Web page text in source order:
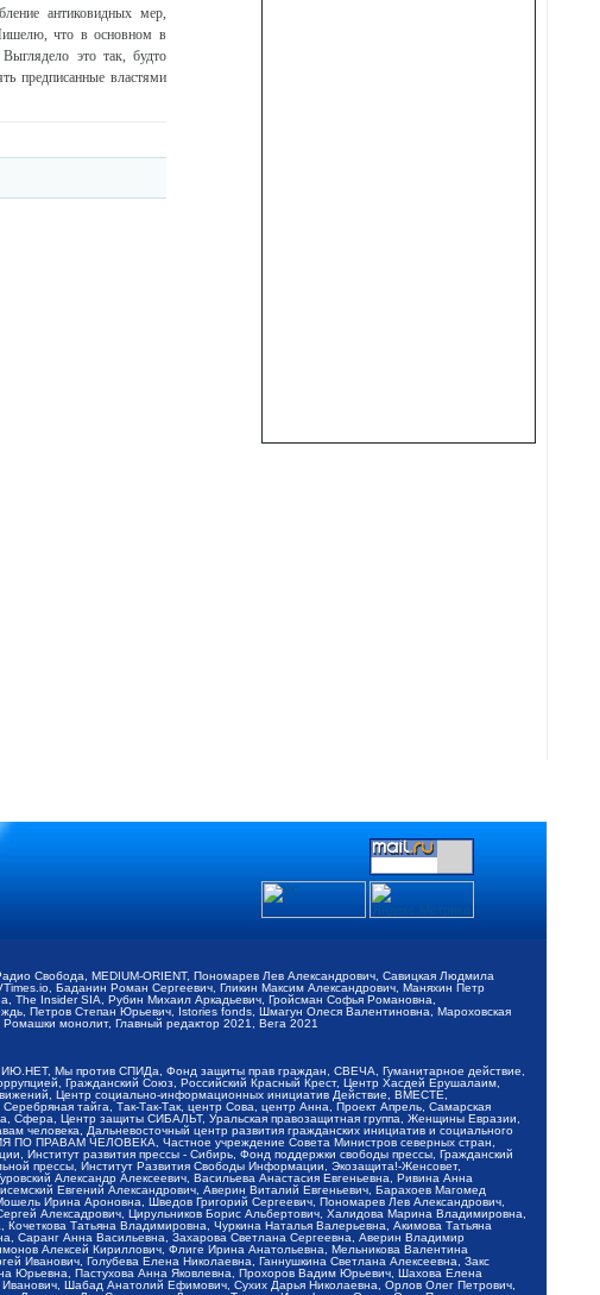
антиковидных мер,
что в основном в
это так, будто
предписанные властями
Свобода, MEDIUM-ORIENT, Пономарев Лев Александрович, Савицкая Людмила
Баданин Роман Сергеевич, Гликин Максим Александрович, Маняхин Петр
Insider SIA, Рубин Михаил Аркадьевич, Гройсман Софья Романовна,
Петров Степан Юрьевич, Istories fonds, Шмагун Олеся Валентиновна, Мароховская
монолит, Главный редактор 2021, Вега 2021
Мы против СПИДа, Фонд защиты прав граждан, СВЕЧА, Гуманитарное действие,
Гражданский Союз, Российский Красный Крест, Центр Хасдей Ерушалаим,
Центр социально-информационных инициатив Действие, ВМЕСТЕ,
тайга, Так-Так-Так, центр Сова, центр Анна, Проект Апрель, Самарская
Сфера, Центр защиты СИБАЛЬТ, Уральская правозащитная группа, Женщины Евразии,
человека, Дальневосточный центр развития гражданских инициатив и социального
ПО ПРАВАМ ЧЕЛОВЕКА, Частное учреждение Совета Министров северных стран,
Институт развития прессы - Сибирь, Фонд поддержки свободы прессы, Гражданский
прессы, Институт Развития Свободы Информации, Экозащита!-Женсовет,
Александр Алексеевич, Васильева Анастасия Евгеньевна, Ривина Анна
Евгений Александрович, Аверин Виталий Евгеньевич, Барахоев Магомед
Ирина Ароновна, Шведов Григорий Сергеевич, Пономарев Лев Александрович,
Алексадрович, Цирульников Борис Альбертович, Халидова Марина Владимировна,
Татьяна Владимировна, Чуркина Наталья Валерьевна, Акимова Татьяна
Саранг Анна Васильевна, Захарова Светлана Сергеевна, Аверин Владимир
Алексей Кириллович, Флиге Ирина Анатольевна, Мельникова Валентина
Иванович, Голубева Елена Николаевна, Ганнушкина Светлана Алексеевна, Закс
Юрьевна, Пастухова Анна Яковлевна, Прохоров Вадим Юрьевич, Шахова Елена
Шабад Анатолий Ефимович, Сухих Дарья Николаевна, Орлов Олег Петрович,